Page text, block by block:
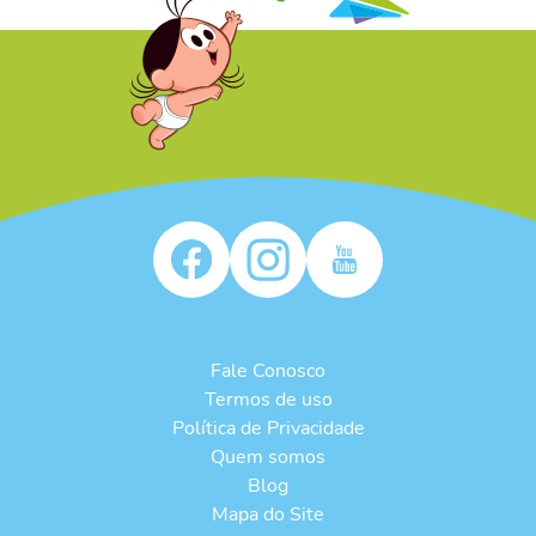
Fale Conosco
Termos de uso
Política de Privacidade
Quem somos
Blog
Mapa do Site